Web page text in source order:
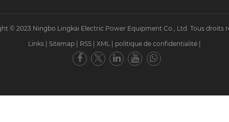
© 2023 Ningbo Lingkai Electric Power Equipment Co., Ltd. Tous droits
Links
Sitemap RSS XML politique de confidentialité